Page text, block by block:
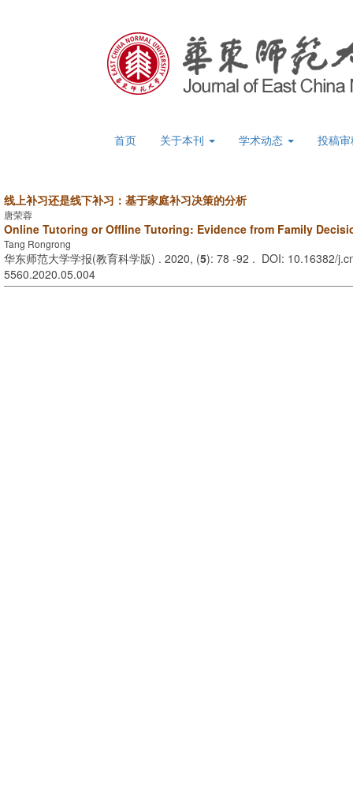
首页 关于本刊 学术动态 投稿
线上补习还是线下补习：基于家庭补习决策的分析
唐荣蓉
Online Tutoring or Offline Tutoring: Evidence from Family
Tang Rongrong
华东师范大学学报(教育科学版) . 2020, (5): 78 -92 . DOI: 10.16382/
5560.2020.05.004